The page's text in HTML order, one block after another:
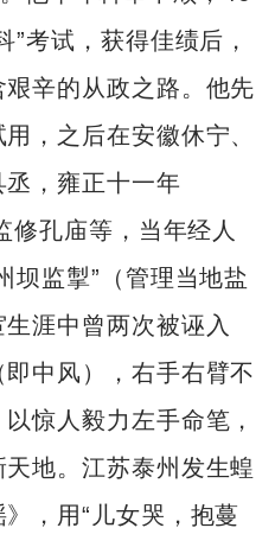
”考试，获得佳绩后，
辛的从政之路。他先
，之后在安徽休宁、
，雍正十一年
修孔庙等，当年经人
坝监掣”（管理当地盐
涯中曾两次被诬入
中风），右手右臂不
惊人毅力左手命笔，
地。江苏泰州发生蝗
，用“儿女哭，抱蔓